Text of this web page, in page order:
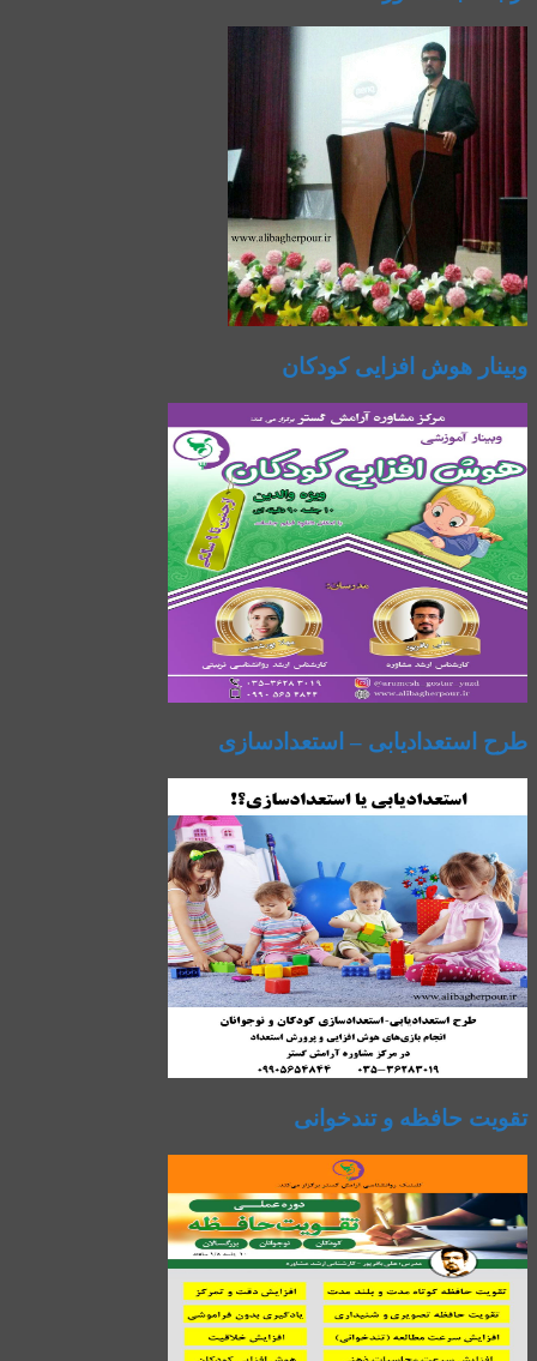
وبینار هوش افزایی کودکان
طرح استعدادیابی – استعدادسازی
تقویت حافظه و تندخوانی